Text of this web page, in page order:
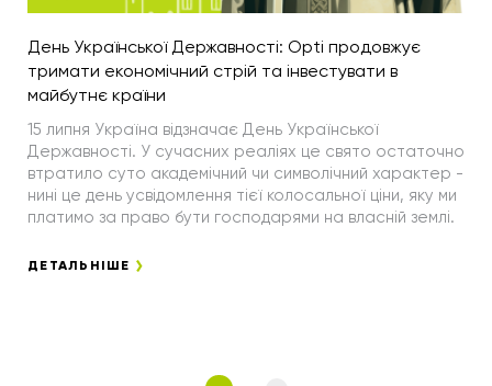
День Української Державності: Opti продовжує
тримати економічний стрій та інвестувати в
майбутнє країни
15 липня Україна відзначає День Української
Державності. У сучасних реаліях це свято остаточно
втратило суто академічний чи символічний характер -
нині це день усвідомлення тієї колосальної ціни, яку ми
платимо за право бути господарями на власній землі.
ДЕТАЛЬНІШЕ